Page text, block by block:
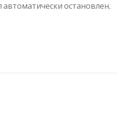
остановлен.